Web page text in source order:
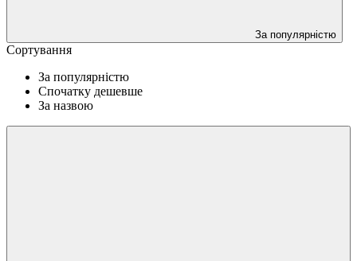
За популярністю
Сортування
За популярністю
Спочатку дешевше
За назвою